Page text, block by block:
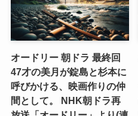
オードリー 朝ドラ 最終回
47才の美月が錠島と杉本に
呼びかける、映画作りの仲
間として。 NHK朝ドラ再